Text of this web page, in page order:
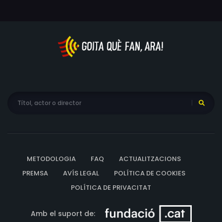
és que això és possible. La clau està en els matisos. Una
proposta que qüestiona amb humor el concepte mateix
METODOLOGIA FAQ
ACTUALITZACIONS
PREMSA
AVÍS LEGAL
POLÍTICA DE COOKIES
POLÍTICA DE PRIVACITAT
Amb el suport de: